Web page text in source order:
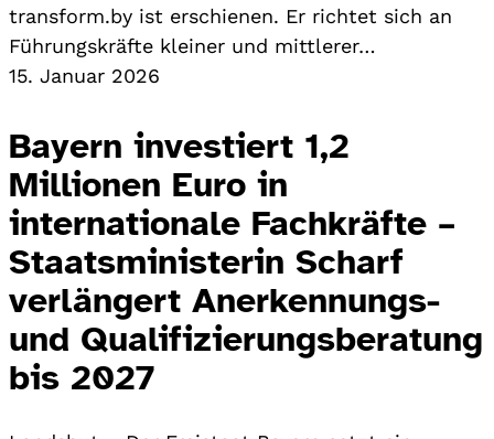
transform.by ist erschienen. Er richtet sich an
Führungskräfte kleiner und mittlerer…
15. Januar 2026
Bayern investiert 1,2
Millionen Euro in
internationale Fachkräfte –
Staatsministerin Scharf
verlängert Anerkennungs-
und Qualifizierungsberatung
bis 2027